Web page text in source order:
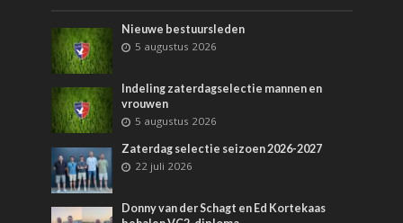
Nieuwe bestuursleden
5 augustus 2026
Indeling zaterdagselectie mannen en
vrouwen
5 augustus 2026
Zaterdag selectie seizoen 2026-2027
22 juli 2026
Donny van der Schagt en Ed Kortekaas